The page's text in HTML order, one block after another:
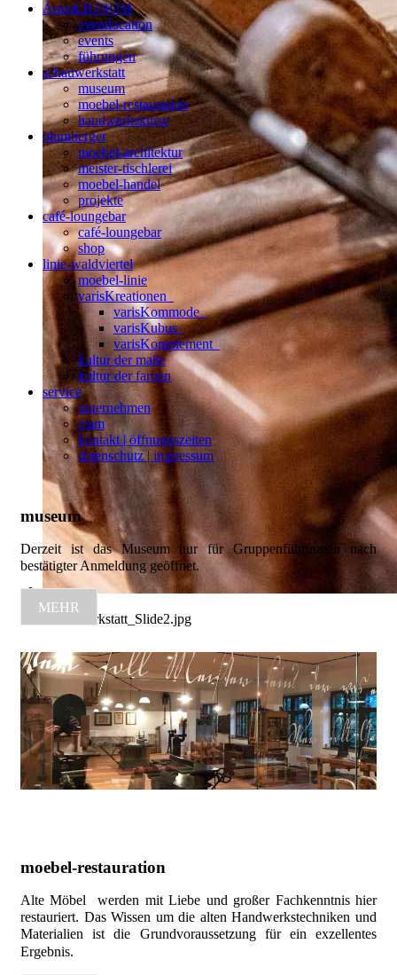
Schauwerkstatt_Slide2.jpg
AnnoLIGNUM
eventlocation
events
führungen
schauwerkstatt
museum
moebel-restauration
handwerkskurse
blumberger
moebel-architektur
meister-tischlerei
moebel-handel
projekte
café-loungebar
café-loungebar
shop
linie-waldviertel
moebel-linie
varisKreationen_
varisKommode_
varisKubus_
varisKomplement_
kultur der maße
kultur der farben
service
unternehmen
team
kontakt | öffnungszeiten
datenschutz | impressum
museum
Derzeit ist das Museum nur für Gruppenführungen nach
bestätigter Anmeldung geöffnet.
MEHR
moebel-restauration
Alte Möbel werden mit Liebe und großer Fachkenntnis hier
restauriert. Das Wissen um die alten Handwerkstechniken und
Materialien ist die Grundvoraussetzung für ein exzellentes
Ergebnis.